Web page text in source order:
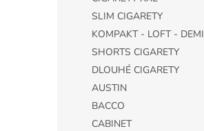
SLIM CIGARETY
KOMPAKT - LOFT - DEMI
SHORTS CIGARETY
DLOUHÉ CIGARETY
AUSTIN
BACCO
CABINET